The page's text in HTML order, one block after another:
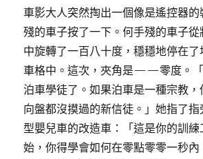
車影大人突然掏出一個像是遙控器
殘的車子按了一下。何手殘的車子
中旋轉了一百八十度，穩穩地停在
車格中。這次，夾角是——零度。
泊車學徒了。如果泊車是一種宗教
向盤都沒摸過的新信徒。」她指了
型嬰兒車的改造車：「這是你的訓練
始，你得學會如何在零點零零一秒